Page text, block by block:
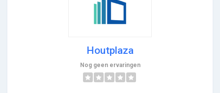
Houtplaza
Nog geen ervaringen